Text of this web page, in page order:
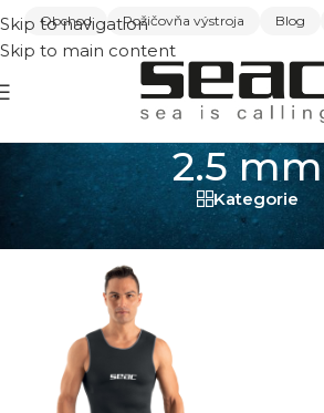
Skip to navigation
Skip to main content
Obchod Požičovňa výstroja Blog
2.5 mm
Kategorie
Domov/ 2.5 mm